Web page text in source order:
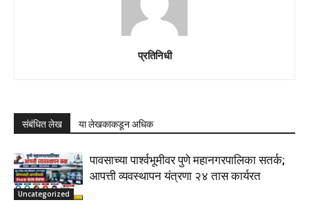
प्रतिनिधी
संबंधित लेख या लेखकाकडून अधिक
Uncategorized
पावसाच्या पार्श्वभूमीवर पुणे महानगरपालिका सतर्क;
आपत्ती व्यवस्थापन यंत्रणा २४ तास कार्यरत